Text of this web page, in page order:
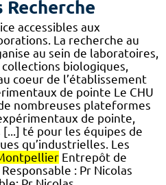
accessibles aux
La recherche au
au sein de laboratoires,
biologiques,
coeur de l’établissement
de pointe Le CHU
nombreuses plateformes
de pointe,
té pour les équipes de
qu’industrielles. Les
Entrepôt de
: Pr Nicolas